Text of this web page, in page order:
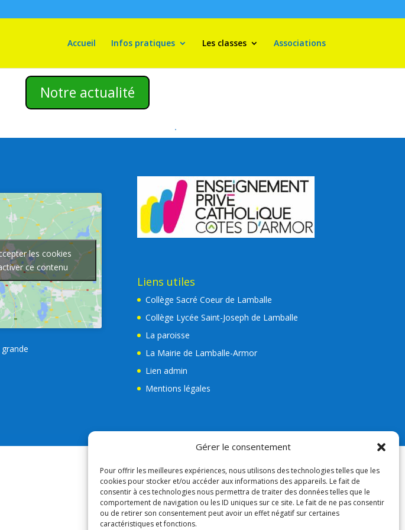
Gérer le consentement
Pour offrir les meilleures expériences, nous utilisons des technologies telles que les
cookies pour stocker et/ou accéder aux informations des appareils. Le fait de
consentir à ces technologies nous permettra de traiter des données telles que le
comportement de navigation ou les ID uniques sur ce site. Le fait de ne pas consentir
ou de retirer son consentement peut avoir un effet négatif sur certaines
caractéristiques et fonctions.
Accueil Infos pratiques Les classes Associations
Notre actualité
les cookies
ce contenu
Liens utiles
Collège Sacré Coeur de Lamballe
Collège Lycée Saint-Joseph de Lamballe
La paroisse
La Mairie de Lamballe-Armor
Lien admin
Mentions légales